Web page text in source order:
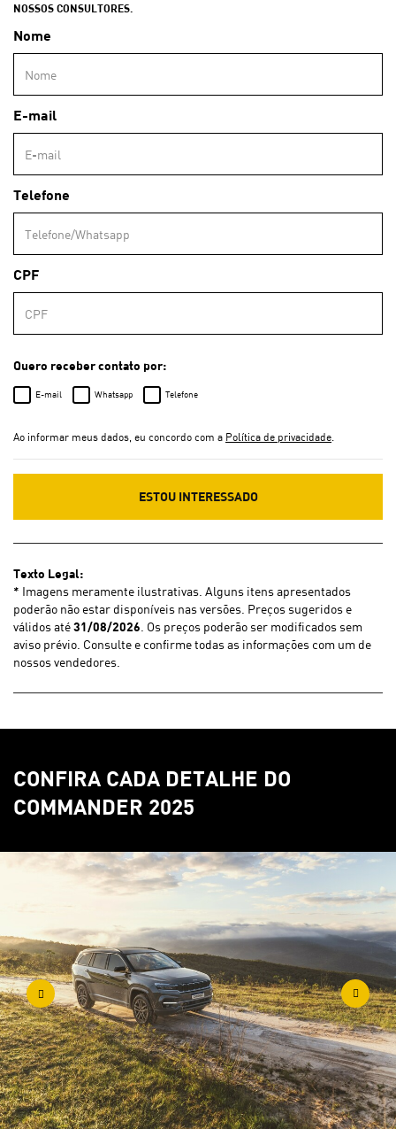
NOSSOS CONSULTORES.
Nome
E-mail
Telefone
CPF
Quero receber contato por:
E-mail Whatsapp Telefone
Ao informar meus dados, eu concordo com a Política de privacidade
ESTOU INTERESSADO
Texto Legal:
* Imagens meramente ilustrativas. Alguns itens apresentados
poderão não estar disponíveis nas versões. Preços sugeridos e
válidos até31/08/2026 . Os preços poderão ser modificados sem
aviso prévio. Consulte e confirme todas as informações com um de
nossos vendedores.
CONFIRA CADA DETALHE DO
COMMANDER 2025